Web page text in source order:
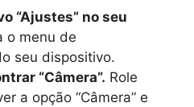
“Ajustes” no seu
o menu de
seu dispositivo.
“Câmera”. Role
a opção “Câmera” e